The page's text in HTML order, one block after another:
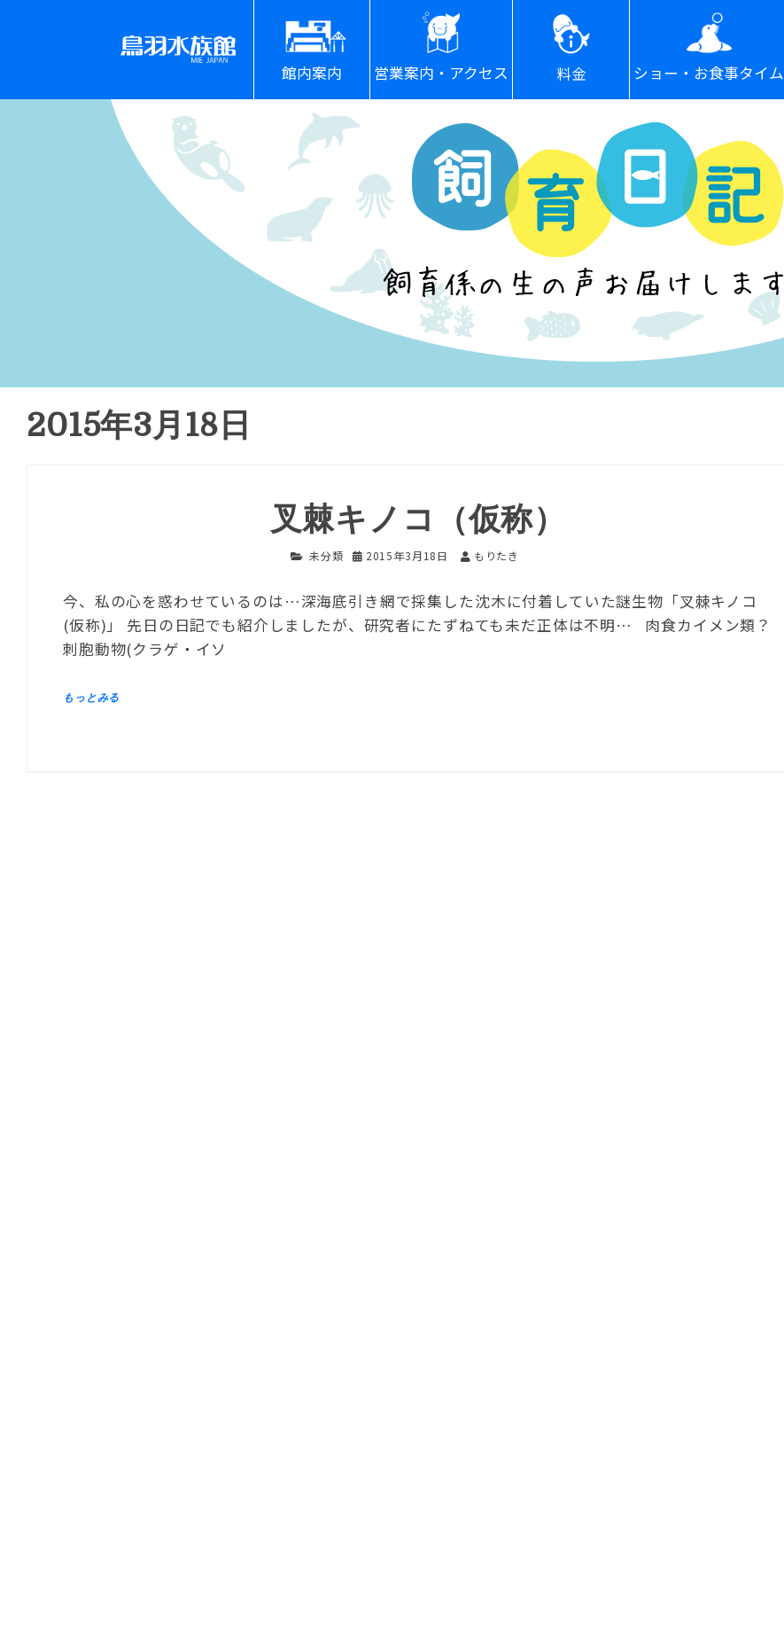
館内案内 営業案内・アクセス 料金 ショー・お食事タイム
2015年3月18日
叉棘キノコ（仮称）
未分類 2015年3月18日 もりたき
今、私の心を惑わせているのは…深海底引き網で採集した沈木に付着していた謎生物「叉棘キノコ
(仮称)」 先日の日記でも紹介しましたが、研究者にたずねても未だ正体は不明… 肉食カイメン類？
刺胞動物(クラゲ・イソ